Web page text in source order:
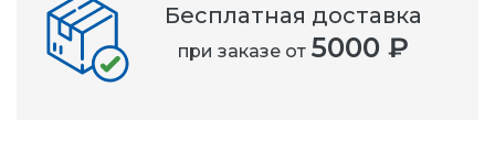
Бесплатная доставка
при заказе от 5000 ₽